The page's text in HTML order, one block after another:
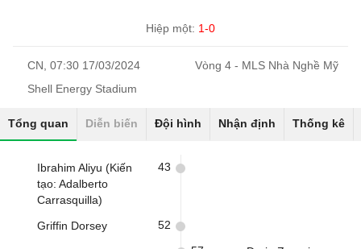
Hiệp một: 1-0
CN, 07:30 17/03/2024
Vòng 4 - MLS Nhà Nghề Mỹ
Shell Energy Stadium
Tổng quan Diễn biến Đội hình Nhận định Thống kê
Ibrahim Aliyu (Kiến
tạo: Adalberto
Carrasquilla)
43
Griffin Dorsey 52